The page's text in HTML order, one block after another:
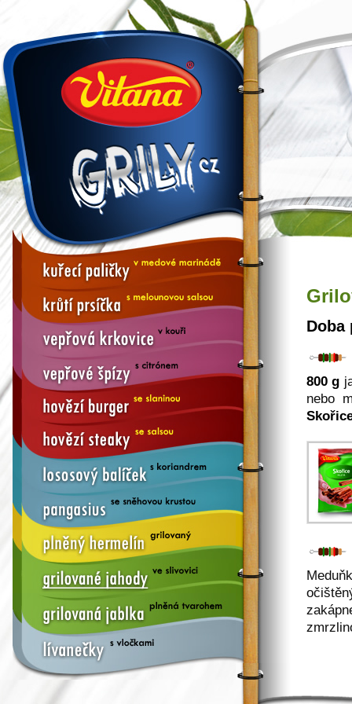
Doba
800 g
nebo